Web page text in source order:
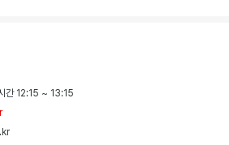
간 12:15 ~ 13:15